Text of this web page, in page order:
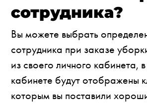
сотрудника?
Вы можете выбрать
сотрудника при заказе
из своего личного кабинета,
кабинете будут отображены
которым вы поставили